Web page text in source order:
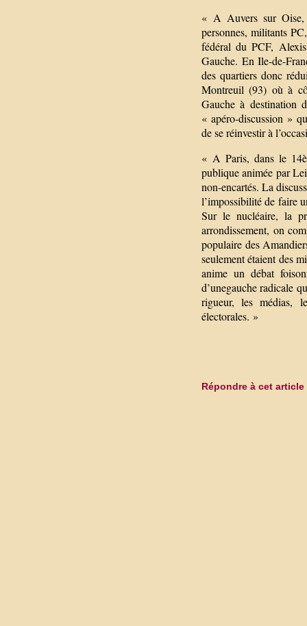
« A Auvers sur
personnes, militants
fédéral du PCF,
Gauche. En Ile-de-
des quartiers donc
Montreuil (93) où à
Gauche à destination
« apéro-discussion »
de se réinvestir à
« A Paris, dans le
publique animée par
non-encartés. La
l’impossibilité de faire
Sur le nucléaire, la
arrondissement, on
populaire des
seulement étaient des
anime un débat
d’unegauche radicale
rigueur, les médias,
électorales. »
Répondre à cet article